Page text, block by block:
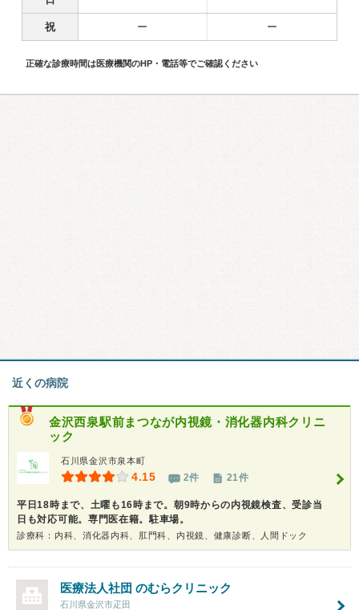
祝 ー ー
正確な診療時間は医療機関のHP・電話等でご確認ください
近くの病院
金沢西泉駅前まつなが内視鏡・消化器内科クリニ
ック
石川県金沢市泉本町
4.15 2件 21件
平日18時まで、土曜も16時まで。朝9時からの内視鏡検査、受診当
日も対応可能。専門医在籍。駐車場。
診療科：内科、消化器内科、肛門科、内視鏡、健康診断、人間ドック
医療法人社団 のむらクリニック
石川県金沢市疋田